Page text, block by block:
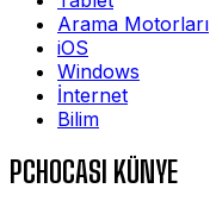
Arama Motorları
iOS
Windows
İnternet
Bilim
PCHOCASI KÜNYE